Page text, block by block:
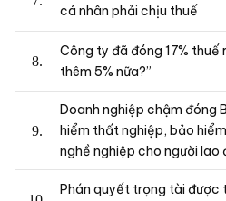
cá nhân phải chịu thuế
Công ty đã đóng 17%
thêm 5% nữa?”
Doanh nghiệp chậm đóng
hiểm thất nghiệp, bảo
nghề nghiệp cho người lao
Phán quyết trọng tài được